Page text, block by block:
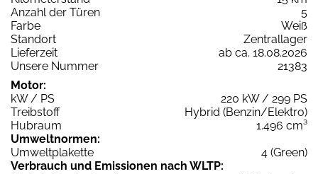
Anzahl der Türen
5
Farbe
Weiß
Standort
Zentrallager
Lieferzeit
ab ca. 18.08.2026
Unsere Nummer
21383
Motor:
kW / PS
220 kW / 299 PS
Treibstoff
Hybrid (Benzin/Elektro)
Hubraum
1.496 cm³
Umweltnormen:
Umweltplakette
4 (Green)
Verbrauch und Emissionen nach WLTP: